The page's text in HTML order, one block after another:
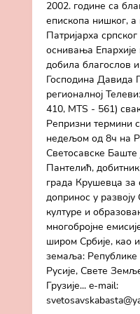
2002. године са
епископа нишког,
Патријарха
оснивања Епархије
добила благослов
Господина Давида
регионалној
410, MTS - 561)
Репризни термини
недељом од 8ч на
Светосавске
Пантелић,
града Крушевца за
допринос у
културе и
многобројне
широм Србије, као
земаља: Републике
Русије, Свете
Грузије... e-mail: